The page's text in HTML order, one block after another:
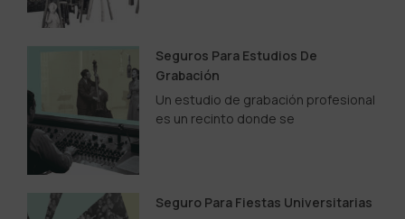
Seguros Para Estudios De
Grabación
Un estudio de grabación profesional
es un recinto donde se
Seguro Para Fiestas Universitarias